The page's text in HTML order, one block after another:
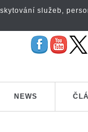
NEWS
služeb,